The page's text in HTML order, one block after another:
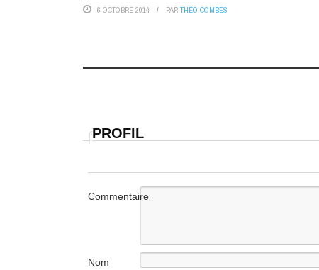
6 OCTOBRE 2014 PAR THÉO COMBES
PROFIL
Commentaire
Nom